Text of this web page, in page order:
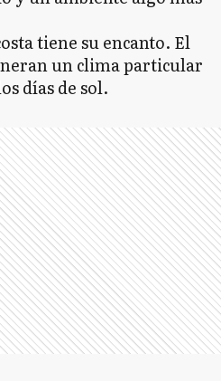
tiene su encanto. El
un clima particular
días de sol.